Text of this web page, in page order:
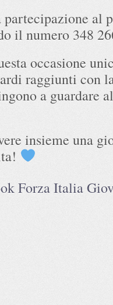
al
il numero 348
occasione
raggiunti con
a guardare
insieme una
Forza Italia